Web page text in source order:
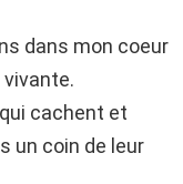
dans mon coeur
cachent et
un coin de leur